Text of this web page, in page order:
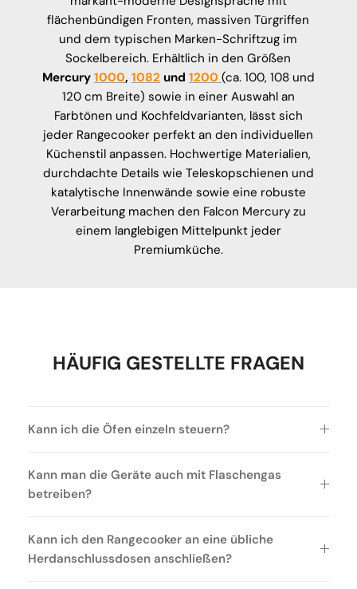
flächenbündigen Fronten, massiven Türgriffen
und dem typischen Marken-Schriftzug im
Sockelbereich. Erhältlich in den Größen
Mercury 1000, 1082und 1200 (ca. 100, 108 und
120 cm Breite) sowie in einer Auswahl an
Farbtönen und Kochfeldvarianten, lässt sich
jeder Rangecooker perfekt an den individuellen
Küchenstil anpassen. Hochwertige Materialien,
durchdachte Details wie Teleskopschienen und
katalytische Innenwände sowie eine robuste
Verarbeitung machen den Falcon Mercury zu
einem langlebigen Mittelpunkt jeder
Premiumküche.
HÄUFIG GESTELLTE FRAGEN
Kann ich die Öfen einzeln steuern?
Kann man die Geräte auch mit Flaschengas
betreiben?
Kann ich den Rangecooker an eine übliche
Herdanschlussdosen anschließen?